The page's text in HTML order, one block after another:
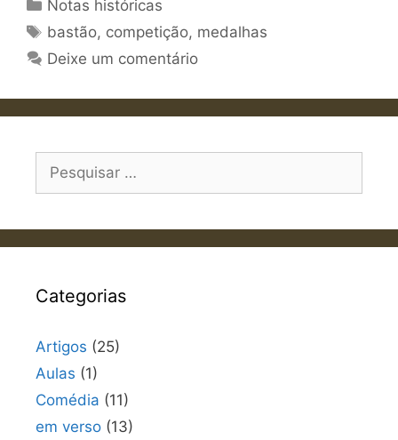
Notas históricas
Etiquetas
bastão, competição, medalhas
Deixe um comentário
Pesquisar
Categorias
Artigos (25)
Aulas (1)
Comédia (11)
em verso (13)